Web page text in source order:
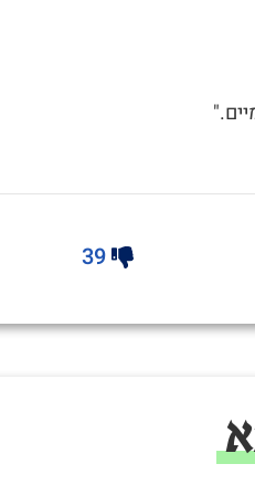
39